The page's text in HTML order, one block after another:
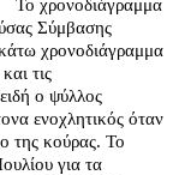
Το χρονοδιάγραμμα
Σύμβασης
χρονοδιάγραμμα
τις
ο ψύλλος
ενοχλητικός όταν
της κούρας. Το
για τα